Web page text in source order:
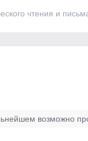
чтения и
возможно